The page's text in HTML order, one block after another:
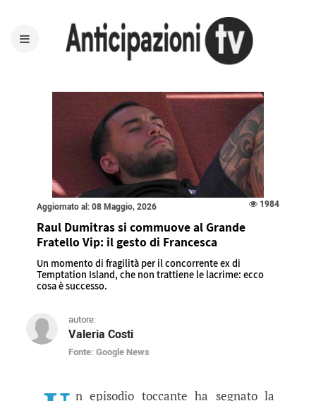
Aggiornato al: 08 Maggio, 2026 1984
Raul Dumitras si commuove al Grande
Fratello Vip: il gesto di Francesca
Un momento di fragilità per il concorrente ex di
Temptation Island, che non trattiene le lacrime: ecco
cosa è successo.
autore:
Valeria Costi
Fonte: Google News
Raul Dumitras si commuove al
n episodio toccante ha segnato la